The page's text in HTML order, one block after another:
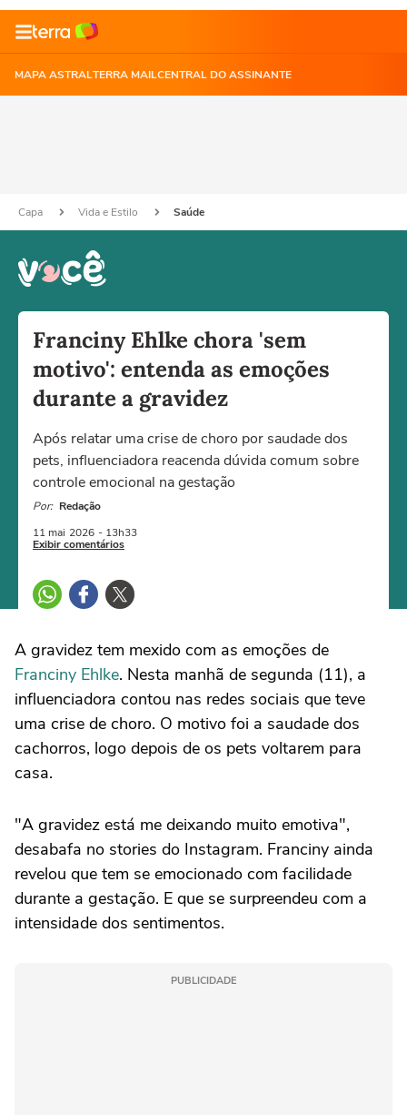
MAPA ASTRALTERRA MAILCENTRAL DO ASSINANTE
Capa Vida e Estilo Saúde
Franciny Ehlke chora 'sem
motivo': entenda as emoções
durante a gravidez
Após relatar uma crise de choro por saudade dos
pets, influenciadora reacenda dúvida comum sobre
controle emocional na gestação
Por: Redação
11 mai 2026 - 13h33
Exibir comentários
A gravidez tem mexido com as emoções de
Franciny Ehlke. Nesta manhã de segunda (11), a
influenciadora contou nas redes sociais que teve
uma crise de choro. O motivo foi a saudade dos
cachorros, logo depois de os pets voltarem para
casa.
"A gravidez está me deixando muito emotiva",
desabafa no stories do Instagram. Franciny ainda
revelou que tem se emocionado com facilidade
durante a gestação. E que se surpreendeu com a
intensidade dos sentimentos.
PUBLICIDADE